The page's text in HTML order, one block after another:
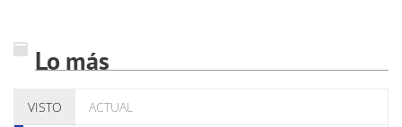
Lo más
VISTO ACTUAL